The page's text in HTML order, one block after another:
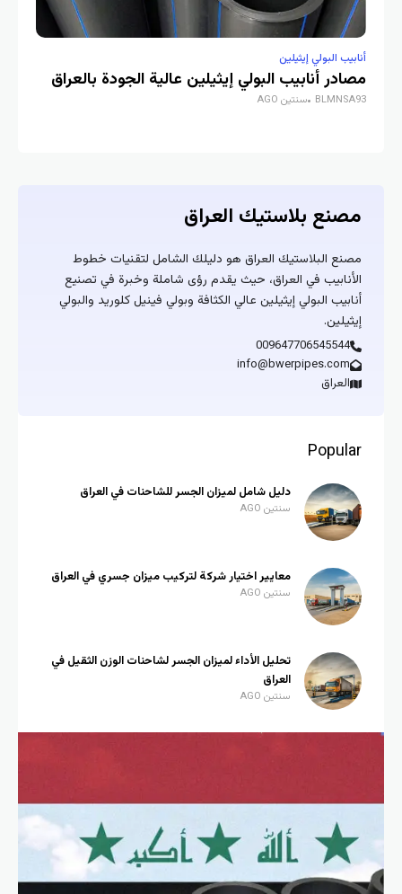
البولي إيثيلين
أنابيب البولي إيثيلين عالية الجودة بالعراق
سنتين AGO
كل ما
بلاستيك العراق
البلاستيك العراق هو دليلك الشامل لتقنيات خطوط
في العراق، حيث يقدم رؤى شاملة وخبرة في تصنيع
البولي إيثيلين عالي الكثافة وبولي فينيل كلوريد والبولي
009647706545544
info@bwerpipes.com
دليل شامل لميزان الجسر للشاحنات في العراق
سنتين AGO
معايير اختيار شركة لتركيب ميزان جسري في العراق
سنتين AGO
تحليل الأداء لميزان الجسر لشاحنات الوزن الثقيل في
العراق
سنتين AGO